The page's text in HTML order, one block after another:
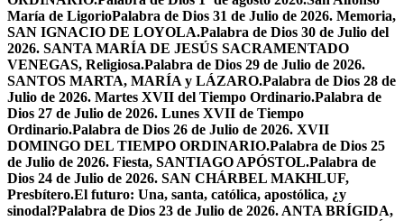
María de LigorioPalabra de Dios 31 de Julio de 2026. Memoria,
SAN IGNACIO DE LOYOLA.Palabra de Dios 30 de Julio del
2026. SANTA MARÍA DE JESÚS SACRAMENTADO
VENEGAS, Religiosa.Palabra de Dios 29 de Julio de 2026.
SANTOS MARTA, MARÍA y LÁZARO.Palabra de Dios 28 de
Julio de 2026. Martes XVII del Tiempo Ordinario.Palabra de
Dios 27 de Julio de 2026. Lunes XVII de Tiempo
Ordinario.Palabra de Dios 26 de Julio de 2026. XVII
DOMINGO DEL TIEMPO ORDINARIO.Palabra de Dios 25
de Julio de 2026. Fiesta, SANTIAGO APÓSTOL.Palabra de
Dios 24 de Julio de 2026. SAN CHÁRBEL MAKHLUF,
Presbítero.El futuro: Una, santa, católica, apostólica, ¿y
sinodal?Palabra de Dios 23 de Julio de 2026. ANTA BRÍGIDA,